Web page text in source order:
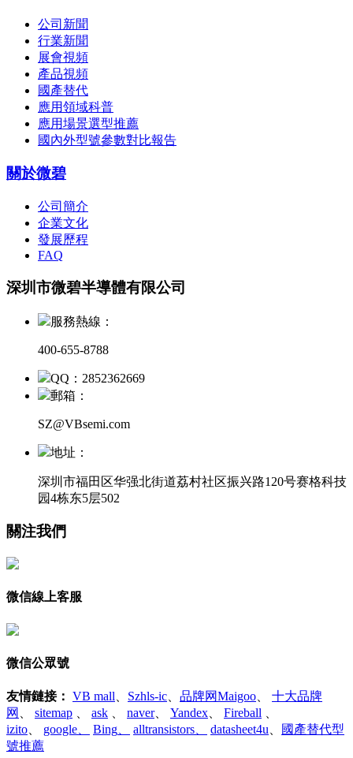
公司新聞
行業新聞
展會視頻
產品視頻
國產替代
應用領域科普
應用場景選型推薦
國內外型號參數對比報告
關於微碧
公司簡介
企業文化
發展歷程
FAQ
深圳市微碧半導體有限公司
服務熱線：
400-655-8788
QQ：2852362669
郵箱：
SZ@VBsemi.com
地址：
深圳市福田区华强北街道荔村社区振兴路120号赛格科技
园4栋东5层502
關注我們
微信線上客服
微信公眾號
友情鏈接： VB mall Szhls-ic 品牌网Maigoo
十大品牌
网
sitemap ask naver、 Yandex Fireball
izito
google Bing alltransistors datasheet4u
國產替代型
號推薦